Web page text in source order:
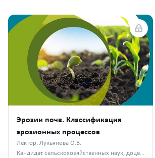
Эрозии почв. Классификация
эрозионных процессов
Лектор: Лукьянова О.В.
Кандидат сельскохозяйственных наук, доцент кафедры селекции и семеноводства, лесного дела и садоводства РГАТУ им. П.А. Костычева